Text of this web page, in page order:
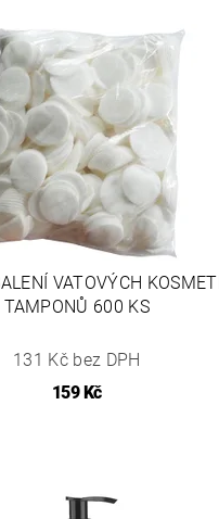
VATOVÝCH
TAMPONŮ 600 KS
131 Kč bez DPH
159 Kč